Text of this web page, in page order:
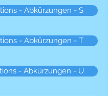
- Abkürzungen - S
- Abkürzungen - T
- Abkürzungen - U